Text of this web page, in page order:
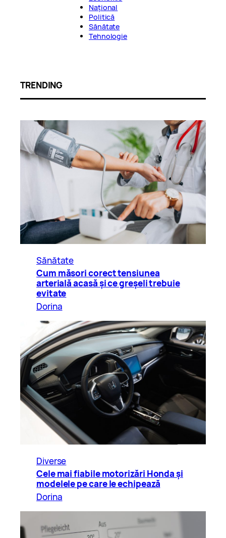
Național
Politică
Sănătate
Tehnologie
TRENDING
Sănătate
Cum măsori corect tensiunea
arterială acasă și ce greșeli trebuie
evitate
Dorina
Diverse
Cele mai fiabile motorizări Honda și
modelele pe care le echipează
Dorina